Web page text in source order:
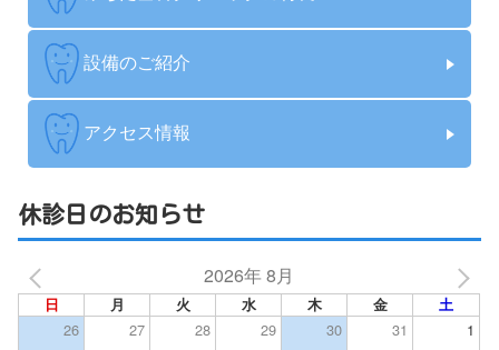
設備のご紹介
アクセス情報
休診日のお知らせ
2026年 8月
日 月 火 水 木 金 土
26 27 28 29 30 31 1